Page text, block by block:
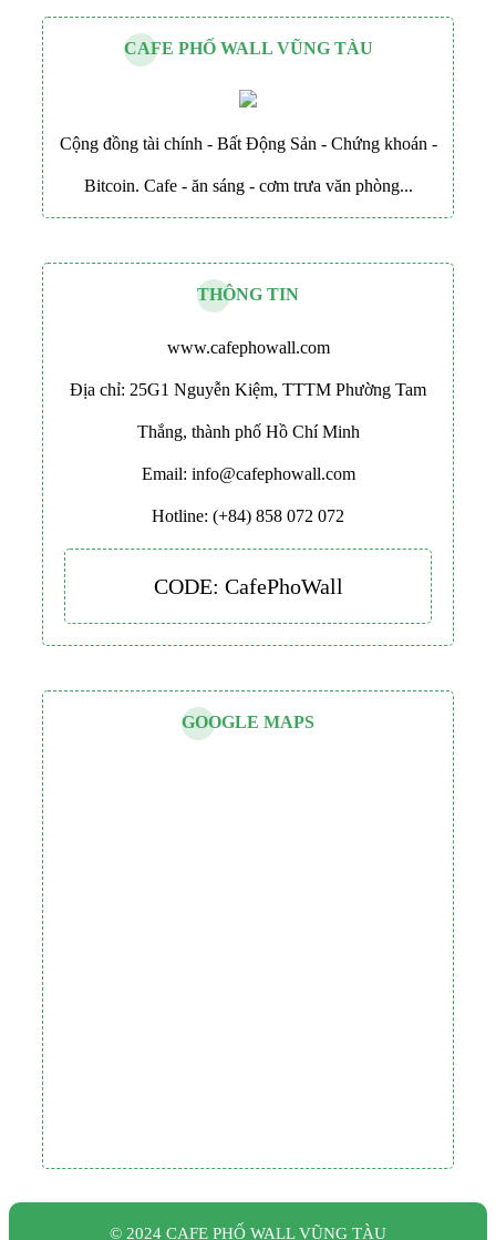
CAFE PHỐ WALL VŨNG TÀU
Cộng đồng tài chính - Bất Động Sản - Chứng khoán -
Bitcoin. Cafe - ăn sáng - cơm trưa văn phòng...
THÔNG TIN
www.cafephowall.com
Địa chỉ: 25G1 Nguyễn Kiệm, TTTM Phường Tam
Thắng, thành phố Hồ Chí Minh
Email: info@cafephowall.com
Hotline: (+84) 858 072 072
CODE: CafePhoWall
GOOGLE MAPS
© 2024 CAFE PHỐ WALL VŨNG TÀU